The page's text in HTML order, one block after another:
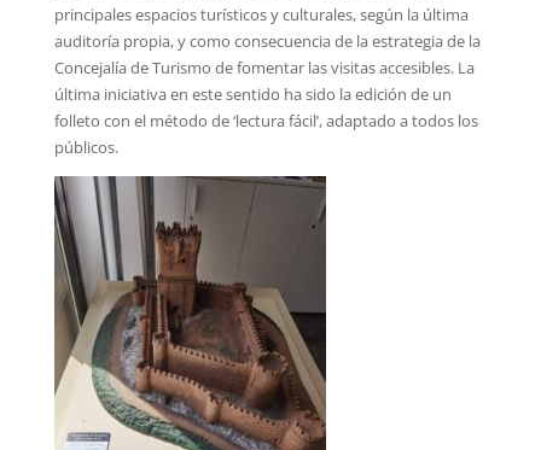
principales espacios turísticos y culturales, según la última
auditoría propia, y como consecuencia de la estrategia de la
Concejalía de Turismo de fomentar las visitas accesibles. La
última iniciativa en este sentido ha sido la edición de un
folleto con el método de ‘lectura fácil’, adaptado a todos los
públicos.